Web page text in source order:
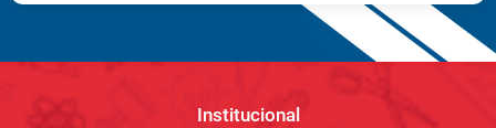
Institucional